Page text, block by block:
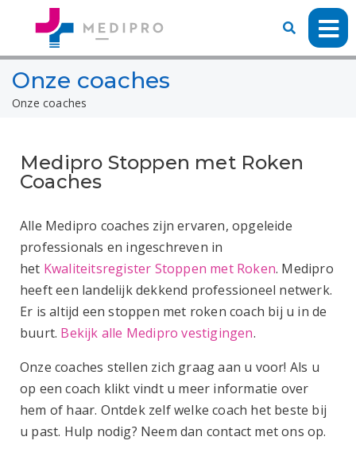
Onze coaches
Onze coaches
Medipro Stoppen met Roken
Coaches
Alle Medipro coaches zijn ervaren, opgeleide
professionals en ingeschreven in
het Kwaliteitsregister Stoppen met Roken. Medipro
heeft een landelijk dekkend professioneel netwerk.
Er is altijd een stoppen met roken coach bij u in de
buurt. Bekijk alle Medipro vestigingen.
Onze coaches stellen zich graag aan u voor! Als u
op een coach klikt vindt u meer informatie over
hem of haar. Ontdek zelf welke coach het beste bij
u past. Hulp nodig? Neem dan contact met ons op.